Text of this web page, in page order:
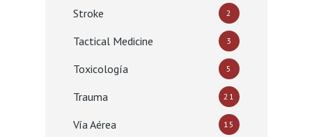
Stroke 2
Tactical Medicine 3
Toxicología 5
Trauma 21
Vía Aérea 15